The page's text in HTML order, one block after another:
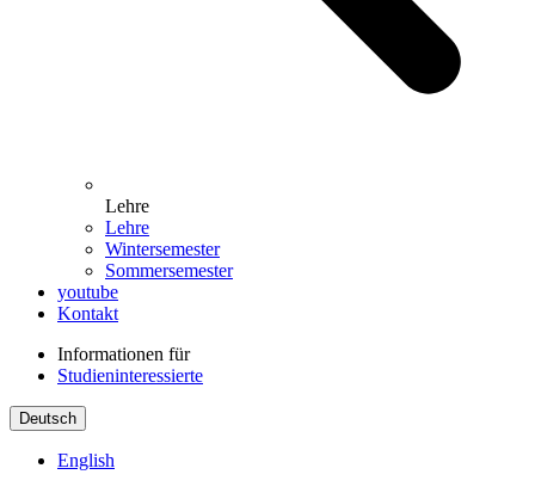
Lehre
Lehre
Wintersemester
Sommersemester
youtube
Kontakt
Informationen für
Studieninteressierte
Deutsch
English